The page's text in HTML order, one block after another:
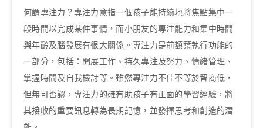
何謂專注力？專注力意指一個孩子能持續地將焦點集中一
段時間以完成某件事情，而小朋友的專注能力和集中時間
與年齡及腦發展有很大關係。專注力是前額葉執行功能的
一部分，包括：開展工作、持久專注及努力、情緒管理、
掌握時間及自我檢討等。雖然專注力不佳不等於智商低，
但無可否認，專注力的確有助孩子有正面的學習經驗，將
其接收的重要訊息轉為長期記憶，並發揮思考和創造的潛